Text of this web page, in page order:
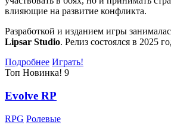
влияющие на развитие конфликта.
Разработкой и изданием игры
Lipsar Studio. Релиз состоялся в 2025
Подробнее Играть!
Топ Новинка! 9
Evolve RP
RPG Ролевые